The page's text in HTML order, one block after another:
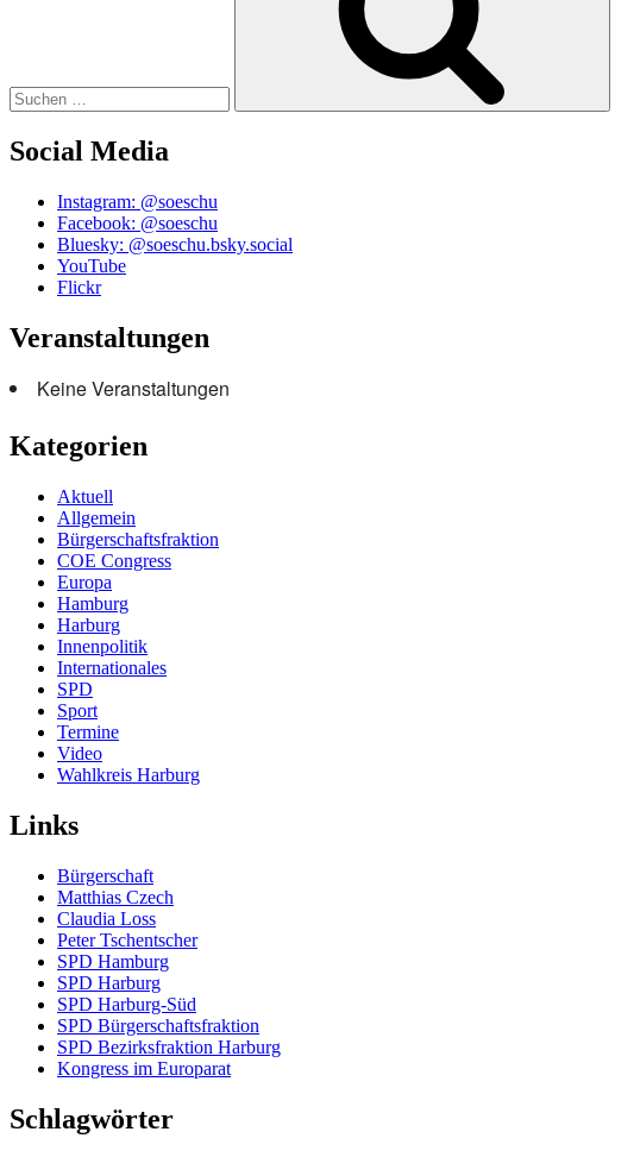
Social Media
Instagram: @soeschu
Facebook: @soeschu
Bluesky: @soeschu.bsky.social
YouTube
Flickr
Veranstaltungen
Keine Veranstaltungen
Kategorien
Aktuell
Allgemein
Bürgerschaftsfraktion
COE Congress
Europa
Hamburg
Harburg
Innenpolitik
Internationales
SPD
Sport
Termine
Video
Wahlkreis Harburg
Links
Bürgerschaft
Matthias Czech
Claudia Loss
Peter Tschentscher
SPD Hamburg
SPD Harburg
SPD Harburg-Süd
SPD Bürgerschaftsfraktion
SPD Bezirksfraktion Harburg
Kongress im Europarat
Schlagwörter